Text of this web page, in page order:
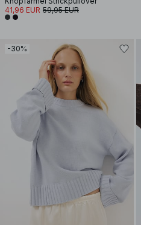
41,96 EUR 59,95 EUR
-30%